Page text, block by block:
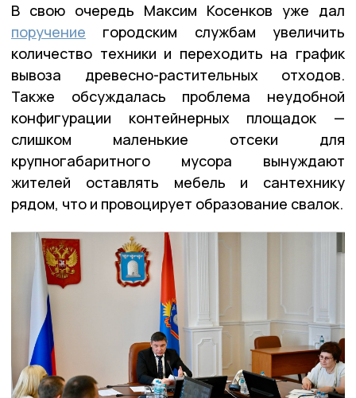
В свою очередь Максим Косенков уже дал
поручение городским службам увеличить
количество техники и переходить на график
вывоза древесно-растительных отходов.
Также обсуждалась проблема неудобной
конфигурации контейнерных площадок —
слишком маленькие отсеки для
крупногабаритного мусора вынуждают
жителей оставлять мебель и сантехнику
рядом, что и провоцирует образование свалок.